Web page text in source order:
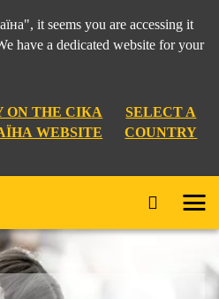
it seems you are accessing it
have a dedicated website for your
ON THE СІКА
WEBSITE
SELECT A
COUNTRY